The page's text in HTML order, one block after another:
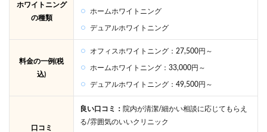
ホワイトニング
の種類
ホームホワイトニング
デュアルホワイトニング
料金の一例(税
込)
オフィスホワイトニング：27,500円～
ホームホワイトニング：33,000円～
デュアルホワイトニング：49,500円～
口コミ
良い口コミ： 院内が清潔/細かい相談に応じてもらえ
る/雰囲気のいいクリニック